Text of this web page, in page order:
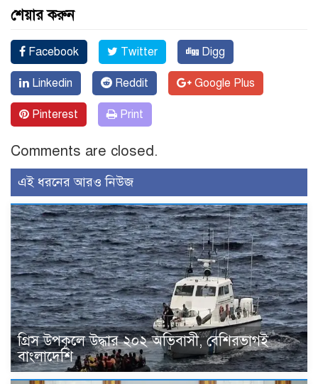
শেয়ার করুন
Facebook Twitter Digg
Linkedin Reddit Google Plus
Pinterest Print
Comments are closed.
এই ধরনের আরও নিউজ
গ্রিস উপকূলে উদ্ধার ২০২ অভিবাসী, বেশিরভাগই
বাংলাদেশি